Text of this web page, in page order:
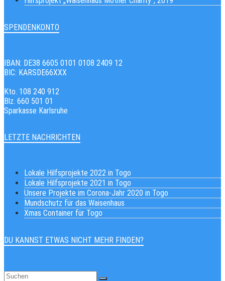
SPENDENKONTO
IBAN: DE38 6605 0101 0108 2409 12
BIC: KARSDE66XXX
Kto. 108 240 912
Blz. 660 501 01
Sparkasse Karlsruhe
LETZTE NACHRICHTEN
Lokale Hilfsprojekte 2022 in Togo
Lokale Hilfsprojekte 2021 in Togo
Unsere Projekte im Corona-Jahr 2020 in Togo
Mundschutz für das Waisenhaus
Xmas Container für Togo
DU KANNST ETWAS NICHT MEHR FINDEN?